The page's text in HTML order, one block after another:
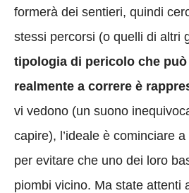
formerà dei sentieri, quindi
stessi percorsi (o quelli di altri
tipologia di pericolo che
realmente a correre è
vi vedono (un suono
capire), l’ideale è cominciare
per evitare che uno dei loro
piombi vicino. Ma state attenti